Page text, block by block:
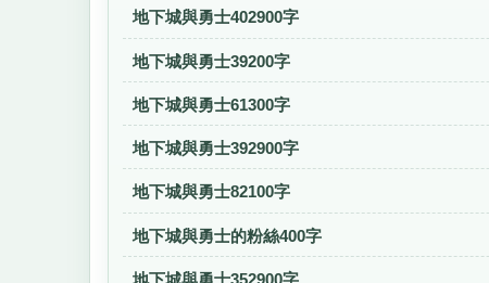
地下城與勇士402900字
地下城與勇士39200字
地下城與勇士61300字
地下城與勇士392900字
地下城與勇士82100字
地下城與勇士的粉絲400字
地下城與勇士352900字